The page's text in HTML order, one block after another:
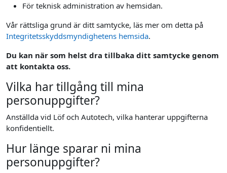
För teknisk administration av hemsidan.
Vår rättsliga grund är ditt samtycke, läs mer om detta på
Integritetsskyddsmyndighetens hemsida.
Du kan när som helst dra tillbaka ditt samtycke genom
att kontakta oss.
Vilka har tillgång till mina
personuppgifter?
Anställda vid Löf och Autotech, vilka hanterar uppgifterna
konfidentiellt.
Hur länge sparar ni mina
personuppgifter?